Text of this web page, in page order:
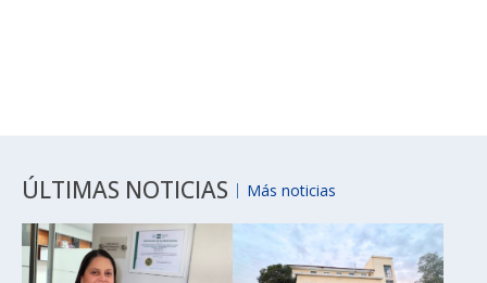
ÚLTIMAS NOTICIAS Más noticias